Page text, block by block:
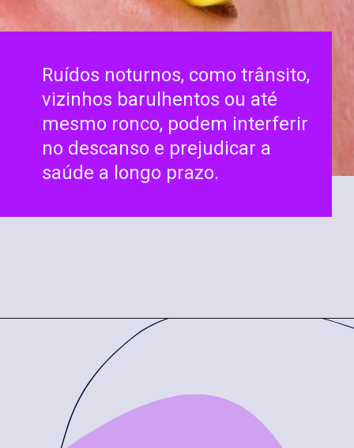
Ruídos noturnos, como trânsito,
vizinhos barulhentos ou até
mesmo ronco, podem interferir
no descanso e prejudicar a
saúde a longo prazo.